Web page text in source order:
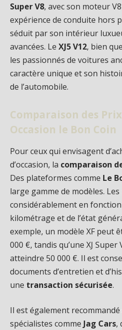
Super V8, avec son moteur
expérience de conduite hors
séduit par son intérieur
avancées. Le XJ5 V12, bien
les passionnés de voitures
caractère unique et son
de l’automobile.
Comparaison des
Occasion le Bon Coin
Pour ceux qui envisagent
d’occasion, la comparaison
Des plateformes comme Le
large gamme de modèles.
considérablement en fonction
kilométrage et de l’état
exemple, un modèle XF peut
000 €, tandis qu’une XJ
atteindre 50 000 €. Il est
documents d’entretien et
une transaction sécurisée.
Il est également
spécialistes comme Jag Cars,